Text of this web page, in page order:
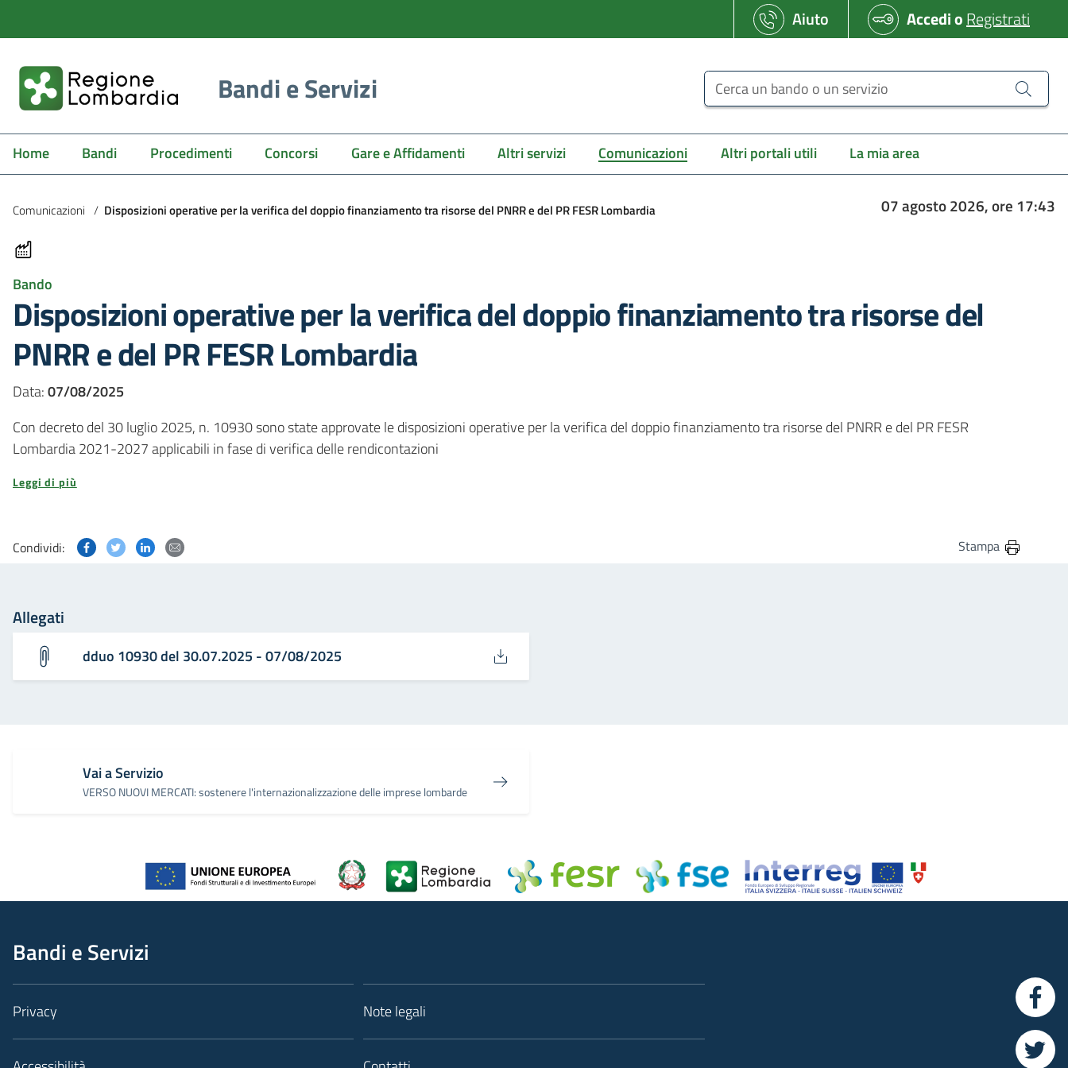
Aiuto AccedioRegistrati
Bandi e Servizi Cerca un bando o un servizio
Home Bandi Procedimenti Concorsi Gare e Affidamenti Altri servizi Comunicazioni Altri portali utili La mia area
Comunicazioni / Disposizioni operative per la verifica del doppio finanziamento tra risorse del PNRR e del PR FESR Lombardia 07 agosto 2026, ore 17:43
Bando
Disposizioni operative per la verifica del doppio finanziamento tra risorse del
PNRR e del PR FESR Lombardia
Data:07/08/2025
Con decreto del 30 luglio 2025, n. 10930 sono state approvate le disposizioni operative per la verifica del doppio finanziamento tra risorse del PNRR e del PR FESR
Lombardia 2021-2027 applicabili in fase di verifica delle rendicontazioni
Leggi di più
Condividi: Condividi questa pagina su Facebook
Condividi questa pagina su Twitter
Condividi questa pagina su Linkedin Stampa
Allegati
dduo 10930 del 30.07.2025 - 07/08/2025
Vai a Servizio
VERSO NUOVI MERCATI: sostenere l'internazionalizzazione delle imprese lombarde
Bandi e Servizi
Privacy Note legali